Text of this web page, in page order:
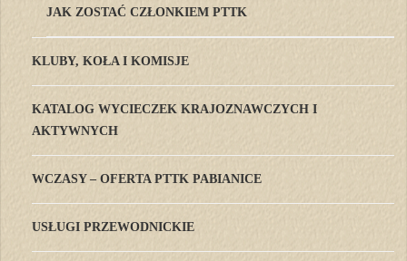
JAK ZOSTAĆ CZŁONKIEM PTTK
KLUBY, KOŁA I KOMISJE
KATALOG WYCIECZEK KRAJOZNAWCZYCH I
AKTYWNYCH
WCZASY – OFERTA PTTK PABIANICE
USŁUGI PRZEWODNICKIE